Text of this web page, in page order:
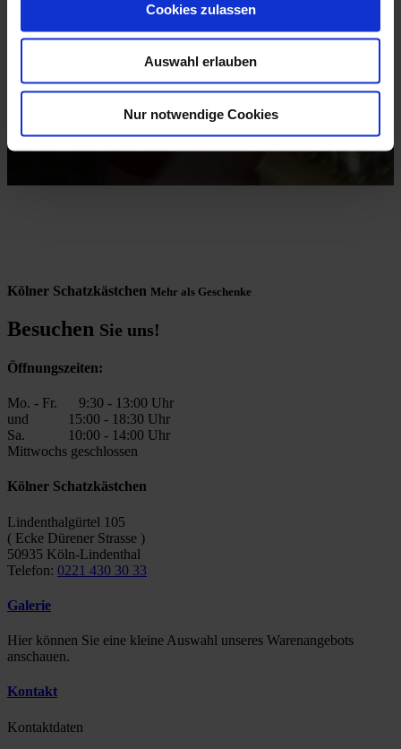
Cookies zulassen
Auswahl erlauben
Nur notwendige Cookies
Kölner Schatzkästchen Mehr als Geschenke
Besuchen Sie uns!
Öffnungszeiten:
Mo. - Fr. 9:30 - 13:00 Uhr
und 15:00 - 18:30 Uhr
Sa. 10:00 - 14:00 Uhr
Mittwochs geschlossen
Kölner Schatzkästchen
Lindenthalgürtel 105
( Ecke Dürener Strasse )
50935 Köln-Lindenthal
Telefon: 0221 430 30 33
Galerie
Hier können Sie eine kleine Auswahl unseres Warenangebots
anschauen.
Kontakt
Kontaktdaten